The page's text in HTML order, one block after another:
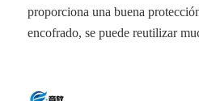
proporciona una buena
encofrado, se puede reutilizar